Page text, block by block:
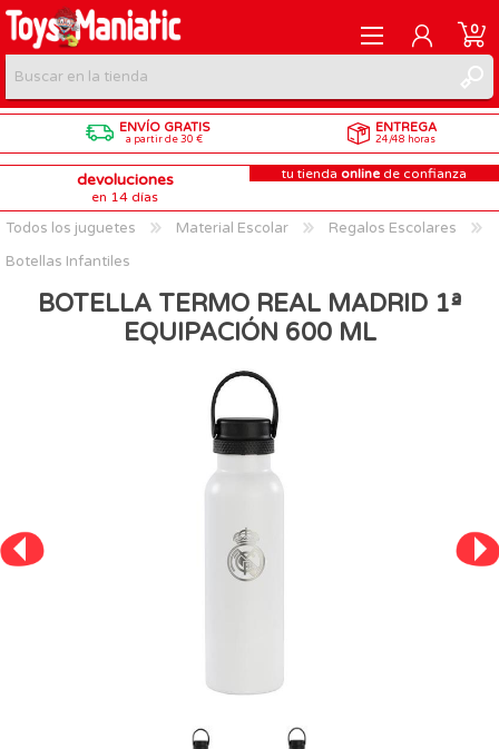
REGISTRARME
INICIAR SESIÓN
0
ENVÍO GRATIS
a partir de 30 €
ENTREGA
24/48 horas
devoluciones
en 14 días
tu tienda online de confianza
Todos los juguetes Material Escolar
Regalos Escolares
Botellas Infantiles
BOTELLA TERMO REAL MADRID 1ª
EQUIPACIÓN 600 ML